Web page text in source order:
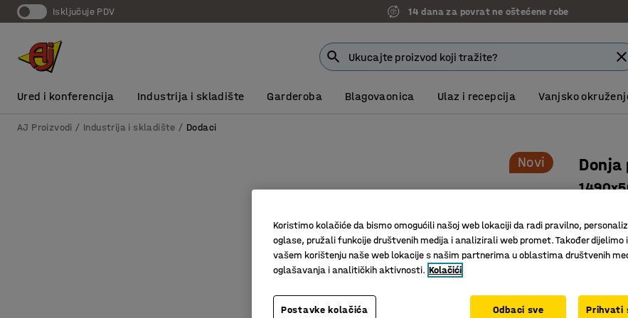
Isključuje PDV 14 dana za povrat ne oštećene robe
Ured i konferencija Industrija i skladište Garderoba Blagovaonica Ulaz i recepcija Vanjsko
AJ Proizvodi Industrija i skladište Dodaci
Novi Donja
Više
Dužina
Koristimo kolačiće da bismo omogućili našoj web lokaciji da radi pravilno,
oglase, pružali funkcije društvenih medija i analizirali web promet. Također dijelimo
vašem korištenju naše web lokacije s našim partnerima u oblastima društvenih
oglašavanja i analitičkih aktivnosti. Kolačići
Postavke kolačića Odbaci sve Prihvati